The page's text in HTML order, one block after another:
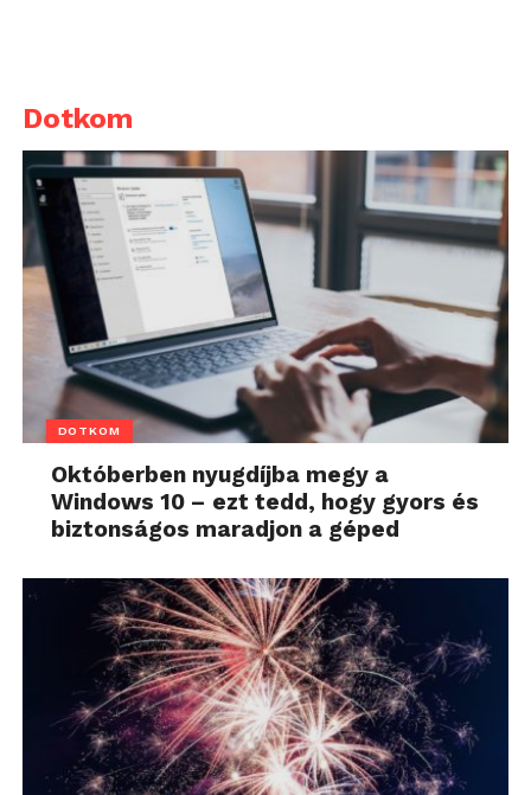
Dotkom
DOTKOM
Októberben nyugdíjba megy a
Windows 10 – ezt tedd, hogy gyors és
biztonságos maradjon a géped